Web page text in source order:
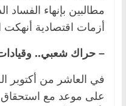
مطالبين بإنهاء
أزمات اقتصادية أنهكت
– حراك شعبي..
في العاشر من أكتوبر
على موعد مع استحقاق